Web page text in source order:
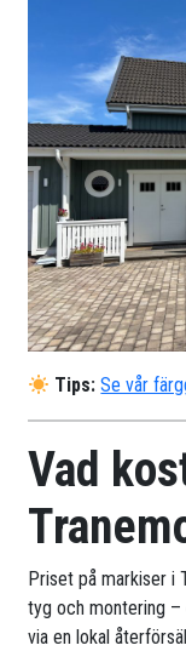
Tips: Se vår
Vad
Priset på markiser i
tyg och montering –
via en lokal